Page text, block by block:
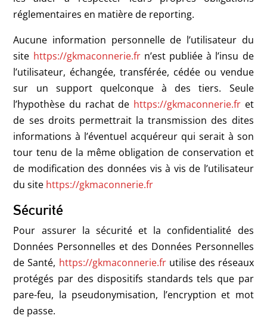
réglementaires en matière de reporting.
Aucune information personnelle de l’utilisateur du
site https://gkmaconnerie.fr n’est publiée à l’insu de
l’utilisateur, échangée, transférée, cédée ou vendue
sur un support quelconque à des tiers. Seule
l’hypothèse du rachat de https://gkmaconnerie.fr et
de ses droits permettrait la transmission des dites
informations à l’éventuel acquéreur qui serait à son
tour tenu de la même obligation de conservation et
de modification des données vis à vis de l’utilisateur
du site https://gkmaconnerie.fr
Sécurité
Pour assurer la sécurité et la confidentialité des
Données Personnelles et des Données Personnelles
de Santé, https://gkmaconnerie.fr utilise des réseaux
protégés par des dispositifs standards tels que par
pare-feu, la pseudonymisation, l’encryption et mot
de passe.